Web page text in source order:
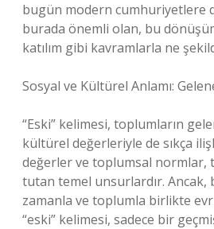
bugün modern cumhuriyetlere
burada önemli olan, bu
katılım gibi kavramlarla ne
Sosyal ve Kültürel Anlamı:
“Eski” kelimesi, toplumların
kültürel değerleriyle de sıkça
değerler ve toplumsal normlar,
tutan temel unsurlardır. Ancak,
zamanla ve toplumla birlikte
“eski” kelimesi, sadece bir